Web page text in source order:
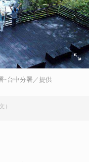
-台中分署／提供
）